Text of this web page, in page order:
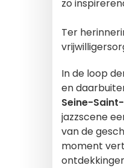
zo
Ter
In de loop
en
Seine-
jazzscene
van de
moment